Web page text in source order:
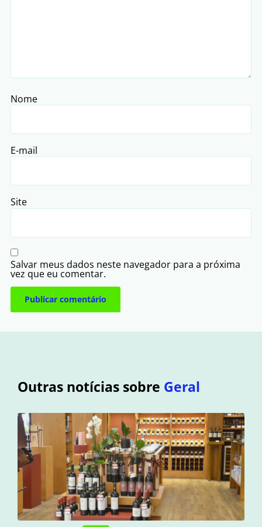
Nome
E-mail
Site
Salvar meus dados neste navegador para a próxima
vez que eu comentar.
Outras notícias sobre Geral